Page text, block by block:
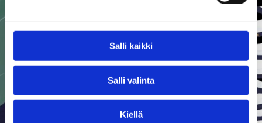
Salli kaikki
Salli valinta
Kiellä